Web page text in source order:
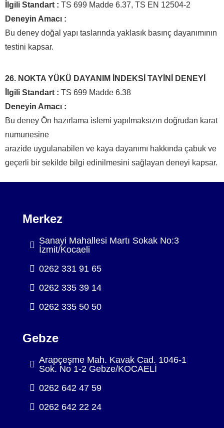
İlgili Standart : TS 699 Madde 6.37, TS EN 12504-2
Deneyin Amacı :
Bu deney doğal yapı taslarında yaklasık basınç dayanımının
testini kapsar.
26. NOKTA YÜKÜ DAYANIM İNDEKSİ TAYİNİ DENEYİ
İlgili Standart : TS 699 Madde 6.38
Deneyin Amacı :
Bu deney Ön hazırlama islemi yapılmaksızın doğrudan karat
numunesine
arazide uygulanabilen ve kaya dayanımı hakkında çabuk ve
geçerli bir sekilde bilgi edinilmesini sağlayan deneyi kapsar.
Merkez
Sanayi Mahallesi Martı Sokak No:3
İzmit/Kocaeli
0262 331 91 65
0262 335 39 14
0262 335 50 50
Gebze
Arapçeşme Mah. Kavak Cad. 1046-1
Sok. No 1-2 Gebze/KOCAELİ
0262 642 47 59
0262 642 22 24